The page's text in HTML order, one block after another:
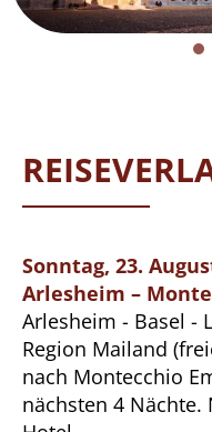
Sonntag, 23.
Arlesheim –
Arlesheim - Basel -
Region Mailand
nach Montecchio
nächsten 4